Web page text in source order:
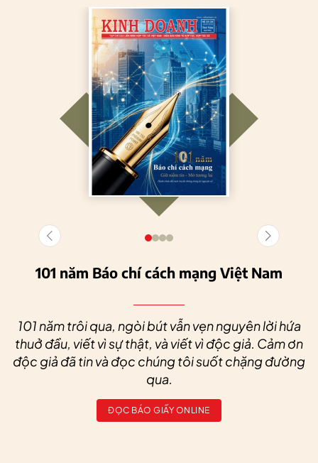
101 năm Báo chí cách mạng Việt Nam
101 năm trôi qua, ngòi bút vẫn vẹn nguyên lời hứa
thuở đầu, viết vì sự thật, và viết vì độc giả. Cảm ơn
độc giả đã tin và đọc chúng tôi suốt chặng đường
qua.
ĐỌC BÁO GIẤY ONLINE